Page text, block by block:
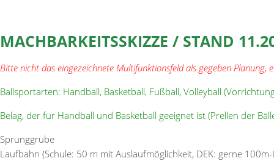
MACHBARKEITSSKIZZE / STAND
Bitte nicht das eingezeichnete Multifunktionsfeld als gegeben Planung,
Ballsportarten: Handball, Basketball, Fußball, Volleyball
Belag, der für Handball und Basketball geeignet ist (Prellen der
Sprunggrube
Laufbahn (Schule: 50 m mit Auslaufmöglichkeit, DEK: gerne